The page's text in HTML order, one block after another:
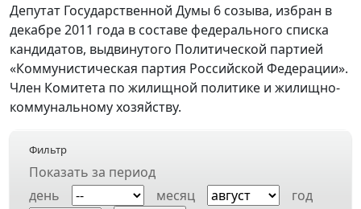
Депутат Государственной Думы 6 созыва, избран в
декабре 2011 года в составе федерального списка
кандидатов, выдвинутого Политической партией
«Коммунистическая партия Российской Федерации».
Член Комитета по жилищной политике и жилищно-
коммунальному хозяйству.
Фильтр
Показать за период
день
месяц год